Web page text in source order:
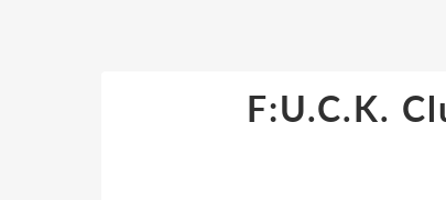
F:U.C.K.